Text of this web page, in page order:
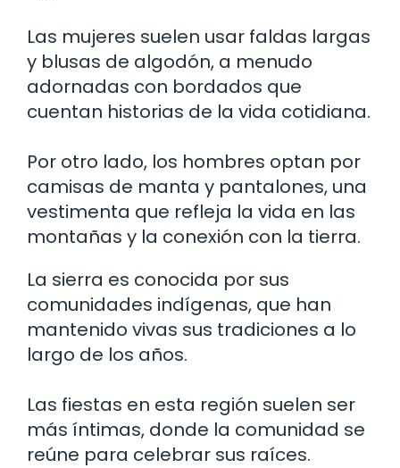
Las mujeres suelen usar faldas largas
y blusas de algodón, a menudo
adornadas con bordados que
cuentan historias de la vida cotidiana.
Por otro lado, los hombres optan por
camisas de manta y pantalones, una
vestimenta que refleja la vida en las
montañas y la conexión con la tierra.
La sierra es conocida por sus
comunidades indígenas, que han
mantenido vivas sus tradiciones a lo
largo de los años.
Las fiestas en esta región suelen ser
más íntimas, donde la comunidad se
reúne para celebrar sus raíces.